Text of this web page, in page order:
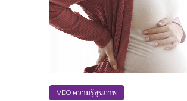
VDO ความรู้สุขภาพ